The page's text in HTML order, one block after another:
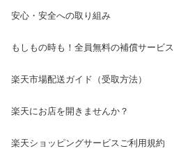
安心・安全への取り組み
もしもの時も！全員無料の補償サービス
楽天市場配送ガイド（受取方法）
楽天にお店を開きませんか？
楽天ショッピングサービスご利用規約